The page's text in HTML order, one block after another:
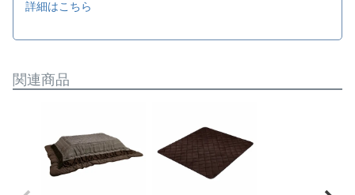
詳細はこちら
関連商品